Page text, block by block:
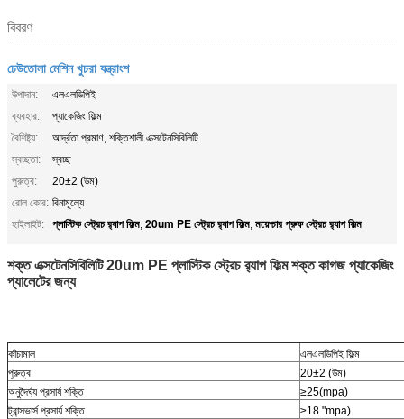
বিবরণ
ঢেউতোলা মেশিন খুচরা যন্ত্রাংশ
উপাদান:
এলএলডিপিই
ব্যবহার:
প্যাকেজিং ফিল্ম
বৈশিষ্ট্য:
আর্দ্রতা প্রমাণ, শক্তিশালী এক্সটেনসিবিলিটি
স্বচ্ছতা:
স্বচ্ছ
পুরুত্ব:
20±2 (উম)
রোল কোর: বিনামূল্যে
হাইলাইট:
প্লাস্টিক স্ট্রেচ র‌্যাপ ফিল্ম, 20um PE স্ট্রেচ র‌্যাপ ফিল্ম, ময়েশ্চার প্রুফ স্ট্রেচ র‌্যাপ ফিল্ম
শক্ত এক্সটেনসিবিলিটি 20um PE প্লাস্টিক স্ট্রেচ র‍্যাপ ফিল্ম শক্ত কাগজ প্যাকেজিং
প্যালেটের জন্য
কাঁচামাল
এলএলডিপিই ফিল্ম
পুরুত্ব
20±2 (উম)
অনুদৈর্ঘ্য প্রসার্য শক্তি
≥25(mpa)
ট্রান্সভার্স প্রসার্য শক্তি
≥18 "mpa)